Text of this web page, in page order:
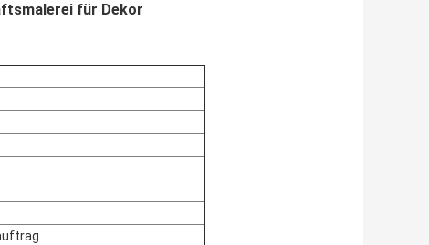
für Dekor